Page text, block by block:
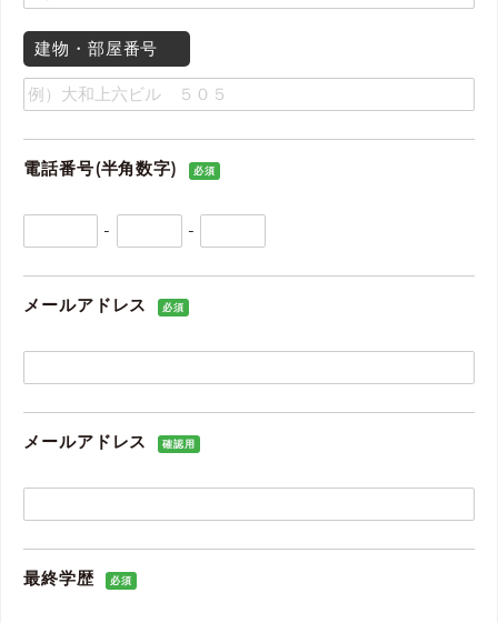
建物・部屋番号
電話番号(半角数字) 必須
- -
メールアドレス 必須
メールアドレス 確認用
最終学歴 必須